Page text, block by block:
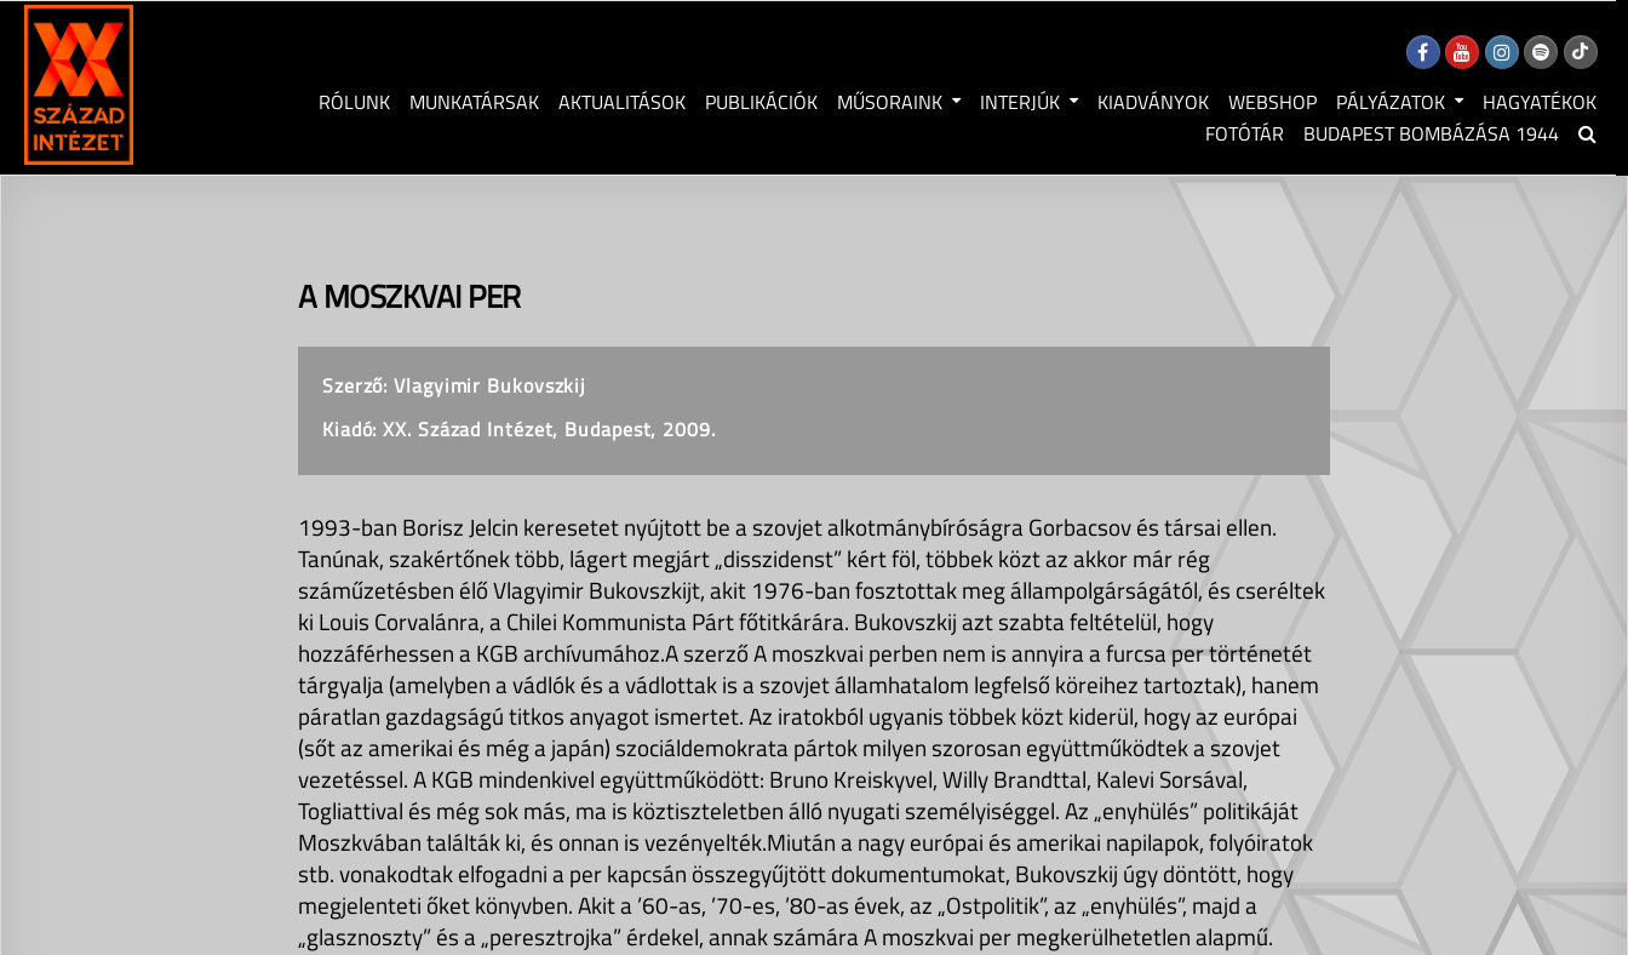
Skip
content
RÓLUNK
MUNKATÁRSAK AKTUALITÁSOK PUBLIKÁCIÓK MŰSORAINK INTERJÚK KIADVÁNYOK WEBSHOP PÁLYÁZATOK
HAGYATÉKOK
FOTÓTÁR
BUDAPEST BOMBÁZÁSA 1944
A MOSZKVAI PER
Szerző: Vlagyimir Bukovszkij
Kiadó: XX. Század Intézet, Budapest, 2009.
1993-ban Borisz Jelcin keresetet nyújtott be a szovjet alkotmánybíróságra Gorbacsov és társai ellen.
Tanúnak, szakértőnek több, lágert megjárt „disszidenst” kért föl, többek közt az akkor már rég
száműzetésben élő Vlagyimir Bukovszkijt, akit 1976-ban fosztottak meg állampolgárságától, és cseréltek
ki Louis Corvalánra, a Chilei Kommunista Párt főtitkárára. Bukovszkij azt szabta feltételül, hogy
hozzáférhessen a KGB archívumához.A szerző A moszkvai perben nem is annyira a furcsa per történetét
tárgyalja (amelyben a vádlók és a vádlottak is a szovjet államhatalom legfelső köreihez tartoztak), hanem
páratlan gazdagságú titkos anyagot ismertet. Az iratokból ugyanis többek közt kiderül, hogy az európai
(sőt az amerikai és még a japán) szociáldemokrata pártok milyen szorosan együttműködtek a szovjet
vezetéssel. A KGB mindenkivel együttműködött: Bruno Kreiskyvel, Willy Brandttal, Kalevi Sorsával,
Togliattival és még sok más, ma is köztiszteletben álló nyugati személyiséggel. Az „enyhülés” politikáját
Moszkvában találták ki, és onnan is vezényelték.Miután a nagy európai és amerikai napilapok, folyóiratok
stb. vonakodtak elfogadni a per kapcsán összegyűjtött dokumentumokat, Bukovszkij úgy döntött, hogy
megjelenteti őket könyvben. Akit a ’60-as, ’70-es, ’80-as évek, az „Ostpolitik”, az „enyhülés”, majd a
„glasznoszty” és a „peresztrojka” érdekel, annak számára A moszkvai per megkerülhetetlen alapmű.